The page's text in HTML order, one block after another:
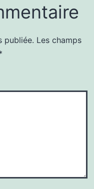
publiée. Les champs